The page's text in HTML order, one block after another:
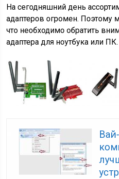
На сегодняшний день
адаптеров огромен. Поэтому
что необходимо обратить
адаптера для ноутбука или ПК.